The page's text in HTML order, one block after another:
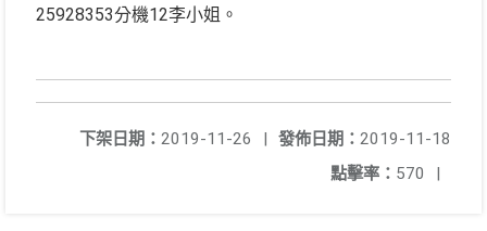
25928353分機12李小姐。
發佈日期： 2019-11-18
下架日期： 2019-11-26
|
點擊率： 570 |